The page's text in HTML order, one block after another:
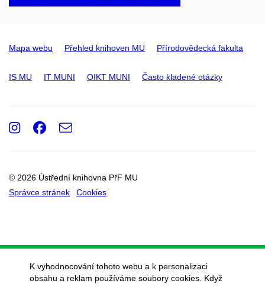
Mapa webu Přehled knihoven MU Přírodovědecká fakulta
IS MU IT MUNI OIKT MUNI Často kladené otázky
© 2026 Ústřední knihovna PřF MU
Správce stránek
Cookies
Instagram
Facebook
e-
K vyhodnocování tohoto webu a k personalizaci
obsahu a reklam používáme soubory cookies. Když